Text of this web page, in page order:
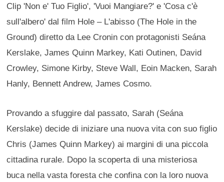
Clip 'Non e' Tuo Figlio', 'Vuoi Mangiare?' e 'Cosa c'è
sull'albero' dal film Hole – L'abisso (The Hole in the
Ground) diretto da Lee Cronin con protagonisti Seána
Kerslake, James Quinn Markey, Kati Outinen, David
Crowley, Simone Kirby, Steve Wall, Eoin Macken, Sarah
Hanly, Bennett Andrew, James Cosmo.
Provando a sfuggire dal passato, Sarah (Seána
Kerslake) decide di iniziare una nuova vita con suo figlio
Chris (James Quinn Markey) ai margini di una piccola
cittadina rurale. Dopo la scoperta di una misteriosa
buca nella vasta foresta che confina con la loro nuova